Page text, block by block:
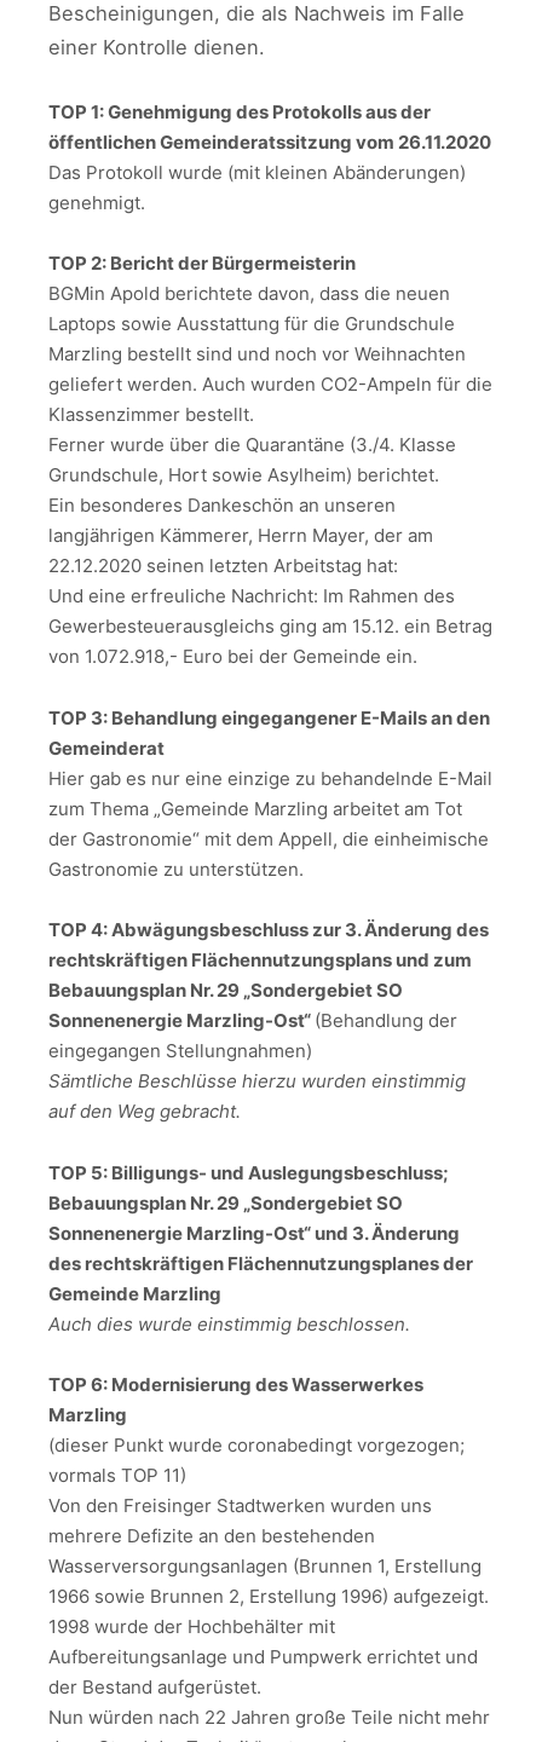
Bescheinigungen, die als Nachweis im Falle
einer Kontrolle dienen.
TOP 1: Genehmigung des Protokolls aus der
öffentlichen Gemeinderatssitzung vom 26.11.2020
Das Protokoll wurde (mit kleinen Abänderungen)
genehmigt.
TOP 2: Bericht der Bürgermeisterin
BGMin Apold berichtete davon, dass die neuen
Laptops sowie Ausstattung für die Grundschule
Marzling bestellt sind und noch vor Weihnachten
geliefert werden. Auch wurden CO2-Ampeln für die
Klassenzimmer bestellt.
Ferner wurde über die Quarantäne (3./4. Klasse
Grundschule, Hort sowie Asylheim) berichtet.
Ein besonderes Dankeschön an unseren
langjährigen Kämmerer, Herrn Mayer, der am
22.12.2020 seinen letzten Arbeitstag hat:
Und eine erfreuliche Nachricht: Im Rahmen des
Gewerbesteuerausgleichs ging am 15.12. ein Betrag
von 1.072.918,- Euro bei der Gemeinde ein.
TOP 3: Behandlung eingegangener E-Mails an den
Gemeinderat
Hier gab es nur eine einzige zu behandelnde E-Mail
zum Thema „Gemeinde Marzling arbeitet am Tot
der Gastronomie“ mit dem Appell, die einheimische
Gastronomie zu unterstützen.
TOP 4: Abwägungsbeschluss zur 3. Änderung des
rechtskräftigen Flächennutzungsplans und zum
Bebauungsplan Nr. 29 „Sondergebiet SO
Sonnenenergie Marzling-Ost“ (Behandlung der
eingegangen Stellungnahmen)
Sämtliche Beschlüsse hierzu wurden einstimmig
auf den Weg gebracht.
TOP 5: Billigungs- und Auslegungsbeschluss;
Bebauungsplan Nr. 29 „Sondergebiet SO
Sonnenenergie Marzling-Ost“ und 3. Änderung
des rechtskräftigen Flächennutzungsplanes der
Gemeinde Marzling
Auch dies wurde einstimmig beschlossen.
TOP 6: Modernisierung des Wasserwerkes
Marzling
(dieser Punkt wurde coronabedingt vorgezogen;
vormals TOP 11)
Von den Freisinger Stadtwerken wurden uns
mehrere Defizite an den bestehenden
Wasserversorgungsanlagen (Brunnen 1, Erstellung
1966 sowie Brunnen 2, Erstellung 1996) aufgezeigt.
1998 wurde der Hochbehälter mit
Aufbereitungsanlage und Pumpwerk errichtet und
der Bestand aufgerüstet.
Nun würden nach 22 Jahren große Teile nicht mehr